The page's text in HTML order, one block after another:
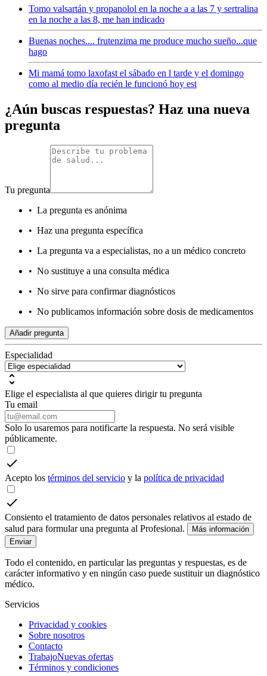
Tomo valsartán y propanolol en la noche a a las 7 y sertralina
en la noche a las 8, me han indicado
Buenas noches.... frutenzima me produce mucho sueño...que
hago
Mi mamá tomo laxofast el sábado en l tarde y el domingo
como al medio día recién le funcionó hoy est
¿Aún buscas respuestas? Haz una nueva
pregunta
Tu pregunta
• La pregunta es anónima
• Haz una pregunta específica
• La pregunta va a especialistas, no a un médico concreto
• No sustituye a una consulta médica
• No sirve para confirmar diagnósticos
• No publicamos información sobre dosis de medicamentos
Añadir pregunta
Especialidad
Elige el especialista al que quieres dirigir tu pregunta
Tu email
Solo lo usaremos para notificarte la respuesta. No será visible
públicamente.
Acepto los términos del servicio y la política de privacidad
Consiento el tratamiento de datos personales relativos al estado de
salud para formular una pregunta al Profesional.
Más información
Enviar
Todo el contenido, en particular las preguntas y respuestas, es de
carácter informativo y en ningún caso puede sustituir un diagnóstico
médico.
Servicios
Privacidad y cookies
Sobre nosotros
Contacto
TrabajoNuevas ofertas
Términos y condiciones